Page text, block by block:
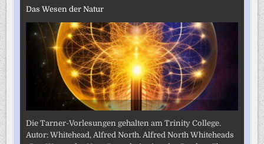
Das Wesen der Natur
Die Tarner-Vorlesungen gehalten am Trinity College.
Autor: Whitehead, Alfred North. Alfred North Whiteheads